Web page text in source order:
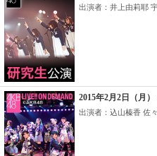
出演者：井上由莉耶
2015年2月2日（月
出演者：込山榛香 佐